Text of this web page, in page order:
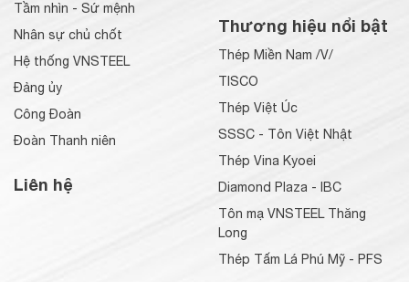
Tầm nhìn - Sứ mệnh
Nhân sự chủ chốt
Hệ thống VNSTEEL
Đảng ủy
Công Đoàn
Đoàn Thanh niên
Liên hệ
Thương hiệu nổi bật
Thép Miền Nam /V/
TISCO
Thép Việt Úc
SSSC - Tôn Việt Nhật
Thép Vina Kyoei
Diamond Plaza - IBC
Tôn mạ VNSTEEL Thăng
Long
Thép Tấm Lá Phú Mỹ - PFS